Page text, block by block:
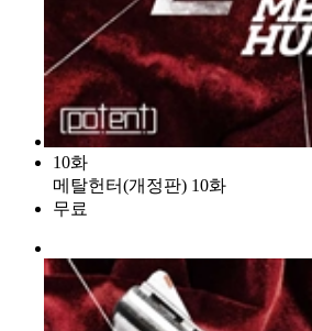
10화
메탈헌터(개정판) 10화
무료